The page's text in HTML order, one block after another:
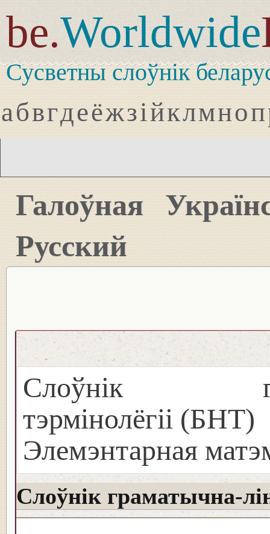
be.Worldwide
Сусветны слоўнік
абвгдеёжзійклмноп
Галоўная
Русский
Слоўнік
тэрмінолёгіі (БНТ)
Элемэнтарная
Слоўнік граматычна-